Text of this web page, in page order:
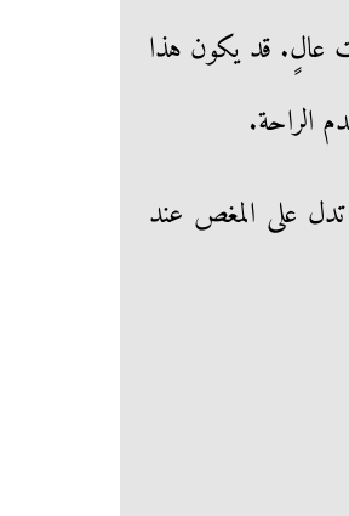
عالٍ. قد يكون هذا
الراحة.
على المغص عند